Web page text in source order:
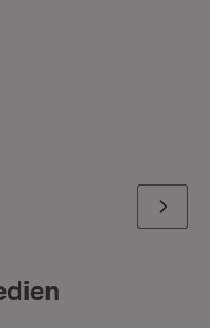
letzten Seite Weiter